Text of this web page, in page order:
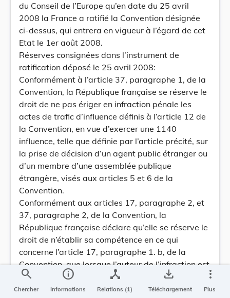
du Conseil de l’Europe qu’en date du 25 avril
2008 la France a ratifié la Convention désignée
ci-dessus, qui entrera en vigueur à l’égard de cet
Etat le 1er août 2008.
Réserves consignées dans l’instrument de
ratification déposé le 25 avril 2008:
Conformément à l’article 37, paragraphe 1, de la
Convention, la République française se réserve le
droit de ne pas ériger en infraction pénale les
actes de trafic d’influence définis à l’article 12 de
la Convention, en vue d’exercer une 1140
influence, telle que définie par l’article précité, sur
la prise de décision d’un agent public étranger ou
d’un membre d’une assemblée publique
étrangère, visés aux articles 5 et 6 de la
Convention.
Conformément aux articles 17, paragraphe 2, et
37, paragraphe 2, de la Convention, la
République française déclare qu’elle se réserve le
droit de n’établir sa compétence en ce qui
concerne l’article 17, paragraphe 1. b, de la
Convention, que lorsque l’auteur de l’infraction est
l’un de ses ressortissants et que les faits sont
punis par la législation du pays où ils ont été
search
Chercher
info
Informations
device_hub
Relations (1)
save_alt
Téléchargement
more_vert
Plus